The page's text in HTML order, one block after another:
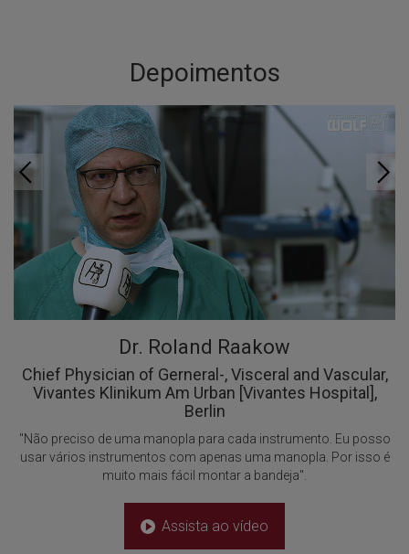
Depoimentos
Dr. Roland Raakow
Chief Physician of Gerneral-, Visceral and Vascular,
Vivantes Klinikum Am Urban [Vivantes Hospital],
Berlin
"Não preciso de uma manopla para cada instrumento. Eu posso
usar vários instrumentos com apenas uma manopla. Por isso é
muito mais fácil montar a bandeja".
Assista ao vídeo